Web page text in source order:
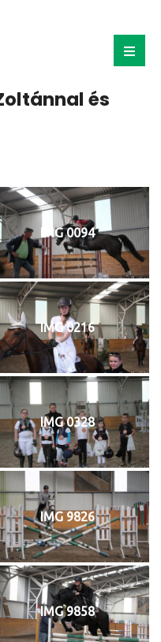
és
IMG 0094
IMG 0216
IMG 0328
IMG 9826
IMG 9858